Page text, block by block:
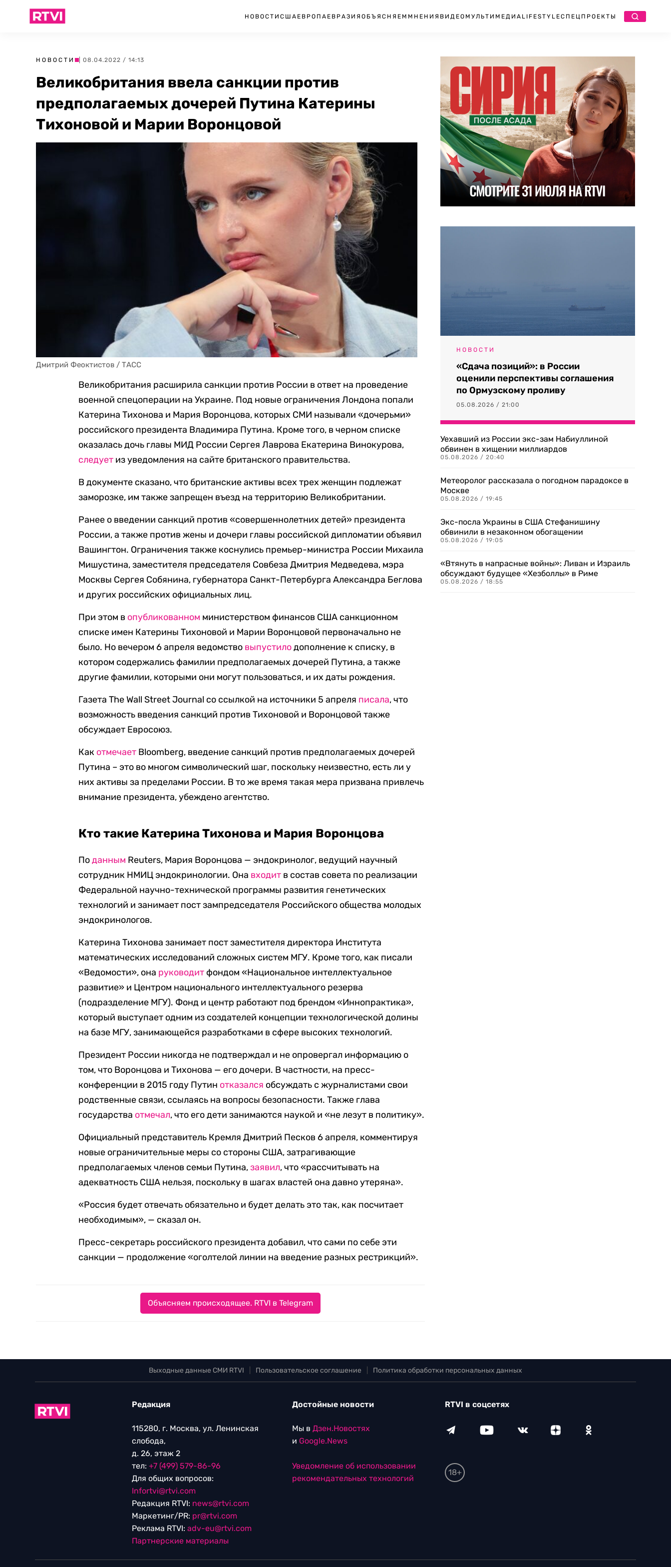
НОВОСТИ США ЕВРОПА ЕВРАЗИЯ ОБЪЯСНЯЕМ МНЕНИЯ ВИДЕО МУЛЬТИМЕДИА LIFESTYLEСПЕЦПРОЕКТЫ
НОВОСТИ | 08.04.2022 / 14:13
Великобритания ввела санкции против
предполагаемых дочерей Путина Катерины
Тихоновой и Марии Воронцовой
Дмитрий Феоктистов / ТАСС
Великобритания расширила санкции против России в ответ на проведение
военной спецоперации на Украине. Под новые ограничения Лондона попали
Катерина Тихонова и Мария Воронцова, которых СМИ называли «дочерьми»
российского президента Владимира Путина. Кроме того, в черном списке
оказалась дочь главы МИД России Сергея Лаврова Екатерина Винокурова,
следует из уведомления на сайте британского правительства.
В документе сказано, что британские активы всех трех женщин подлежат
заморозке, им также запрещен въезд на территорию Великобритании.
Ранее о введении санкций против «совершеннолетних детей» президента
России, а также против жены и дочери главы российской дипломатии объявил
Вашингтон. Ограничения также коснулись премьер-министра России Михаила
Мишустина, заместителя председателя Совбеза Дмитрия Медведева, мэра
Москвы Сергея Собянина, губернатора Санкт-Петербурга Александра Беглова
и других российских официальных лиц.
При этом в опубликованном министерством финансов США санкционном
списке имен Катерины Тихоновой и Марии Воронцовой первоначально не
было. Но вечером 6 апреля ведомство выпустилодополнение к списку, в
котором содержались фамилии предполагаемых дочерей Путина, а также
другие фамилии, которыми они могут пользоваться, и их даты рождения.
Газета The Wall Street Journal со ссылкой на источники 5 апреля писала, что
возможность введения санкций против Тихоновой и Воронцовой также
обсуждает Евросоюз.
Как отмечает Bloomberg, введение санкций против предполагаемых дочерей
Путина – это во многом символический шаг, поскольку неизвестно, есть ли у
них активы за пределами России. В то же время такая мера призвана привлечь
внимание президента, убеждено агентство.
Кто такие Катерина Тихонова и Мария Воронцова
Поданным Reuters, Мария Воронцова — эндокринолог, ведущий научный
сотрудник НМИЦ эндокринологии. Она входит в состав совета по реализации
Федеральной научно-технической программы развития генетических
технологий и занимает пост зампредседателя Российского общества молодых
эндокринологов.
Катерина Тихонова занимает пост заместителя директора Института
математических исследований сложных систем МГУ. Кроме того, как писали
«Ведомости», она руководит фондом «Национальное интеллектуальное
развитие» и Центром национального интеллектуального резерва
(подразделение МГУ). Фонд и центр работают под брендом «Иннопрактика»,
который выступает одним из создателей концепции технологической долины
на базе МГУ, занимающейся разработками в сфере высоких технологий.
Президент России никогда не подтверждал и не опровергал информацию о
том, что Воронцова и Тихонова — его дочери. В частности, на пресс-
конференции в 2015 году Путин отказался обсуждать с журналистами свои
родственные связи, ссылаясь на вопросы безопасности. Также глава
государства отмечал, что его дети занимаются наукой и «не лезут в политику».
Официальный представитель Кремля Дмитрий Песков 6 апреля, комментируя
новые ограничительные меры со стороны США, затрагивающие
предполагаемых членов семьи Путина,заявил, что «рассчитывать на
адекватность США нельзя, поскольку в шагах властей она давно утеряна».
«Россия будет отвечать обязательно и будет делать это так, как посчитает
необходимым», — сказал он.
Пресс-секретарь российского президента добавил, что сами по себе эти
санкции — продолжение «оголтелой линии на введение разных рестрикций».
Объясняем происходящее. RTVI в Telegram
НОВОСТИ
«Сдача позиций»: в России
оценили перспективы соглашения
по Ормузскому проливу
05.08.2026 / 21:00
Уехавший из России экс-зам Набиуллиной
обвинен в хищении миллиардов
05.08.2026 / 20:40
Метеоролог рассказала о погодном парадоксе в
Москве
05.08.2026 / 19:45
Экс-посла Украины в США Стефанишину
обвинили в незаконном обогащении
05.08.2026 / 19:05
«Втянуть в напрасные войны»: Ливан и Израиль
обсуждают будущее «Хезболлы» в Риме
05.08.2026 / 18:55
Выходные данные СМИ RTVI Пользовательское соглашение Политика обработки персональных данных
Редакция
115280, г. Москва, ул. Ленинская
слобода,
д. 26, этаж 2
тел: +7 (499) 579-86-96
Для общих вопросов:
Infortvi@rtvi.com
Редакция RTVI: news@rtvi.com
Маркетинг/PR: pr@rtvi.com
Реклама RTVI: adv-eu@rtvi.com
Партнерские материалы
Достойные новости
Мы в Дзен.Новостях
и Google.News
Уведомление об использовании
рекомендательных технологий
RTVI в соцсетях
18+